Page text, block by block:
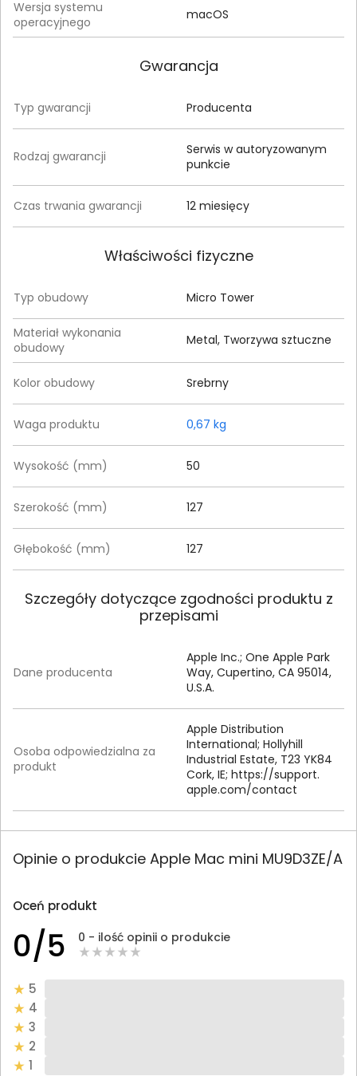
Wersja systemu
operacyjnego
macOS
Gwarancja
Typ gwarancji Producenta
Rodzaj gwarancji
Serwis w autoryzowanym
punkcie
Czas trwania gwarancji 12 miesięcy
Właściwości fizyczne
Typ obudowy Micro Tower
Materiał wykonania
obudowy
Metal, Tworzywa sztuczne
Kolor obudowy Srebrny
Waga produktu 0,67 kg
Wysokość (mm) 50
Szerokość (mm) 127
Głębokość (mm) 127
Szczegóły dotyczące zgodności produktu z
przepisami
Dane producenta
Apple Inc.; One Apple Park
Way, Cupertino, CA 95014,
U.S.A.
Osoba odpowiedzialna za
produkt
Apple Distribution
International; Hollyhill
Industrial Estate, T23 YK84
Cork, IE; https://support.
apple.com/contact
Opinie o produkcie Apple Mac mini MU9D3ZE/A
Oceń produkt
0/5 0 - ilość opinii o produkcie
5
4
3
2
1